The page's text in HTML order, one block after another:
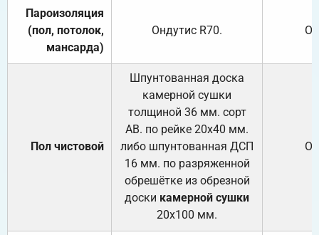
Пароизоляция
(пол, потолок,
мансарда)
Ондутис R70.
Пол чистовой
Шпунтованная доска
камерной сушки
толщиной 36 мм. сорт
АВ. по рейке 20х40 мм.
либо шпунтованная ДСП
16 мм. по разряженной
обрешётке из обрезной
доски камерной сушки
20х100 мм.